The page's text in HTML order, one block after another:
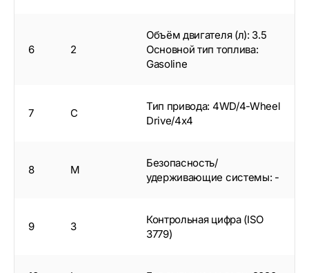
6 2
Объём двигателя (л): 3.5
Основной тип топлива:
Gasoline
7 C
Тип привода: 4WD/4-Wheel
Drive/4x4
8 M
Безопасность/
удерживающие системы: -
9 3
Контрольная цифра (ISO
3779)